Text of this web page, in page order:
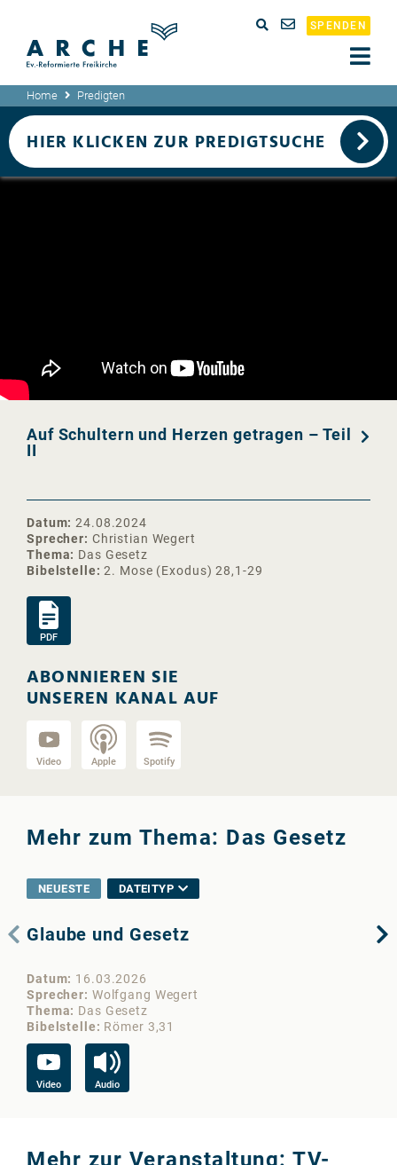
SPENDEN
Home Predigten
Auf Schultern und Herzen getragen – Teil
II
Datum 24.08.2024
Sprecher
Christian Wegert
Thema
Das Gesetz
Bibelstelle 2. Mose (Exodus) 28,1-29
PDF
ABONNIEREN SIE
UNSEREN KANAL AUF
Video Apple Spotify
HIER KLICKEN ZUR PREDIGTSUCHE
Mehr zum Thema: Das Gesetz
NEUESTE DATEITYP
Glaube und Gesetz
Datum
16.03.2026
Sprecher
Wolfgang Wegert
Thema
Das Gesetz
Bibelstelle
Römer 3,31
Video Audio
Mehr zur Veranstaltung: TV-